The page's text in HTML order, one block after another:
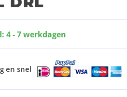
4 - 7 werkdagen
en snel